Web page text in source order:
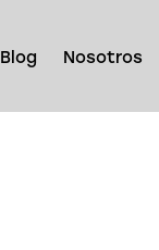
Blog Nosotros